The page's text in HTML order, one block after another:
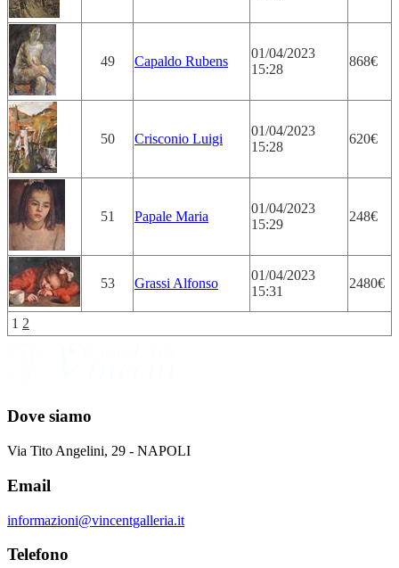
49 Capaldo Rubens
01/04/2023
15:28
868€
50 Crisconio Luigi
01/04/2023
15:28
620€
51 Papale Maria
01/04/2023
15:29
248€
53 Grassi Alfonso
01/04/2023
15:31
2480€
1 2
Dove siamo
Via Tito Angelini, 29 - NAPOLI
Email
informazioni@vincentgalleria.it
Telefono